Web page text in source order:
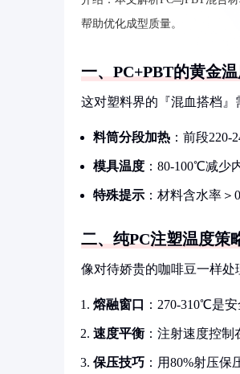
帮助优化成型质量。
一、PC+PBT的黄金
这对塑料界的『混血搭档』
料筒分段加热 ：前段
模具温度 ：80-100℃减少
特殊提示 ：材料含水率
二、纯PC注塑温度策
像对待娇贵的咖啡豆一样处
熔融窗口 ：270-310℃是
速度平衡 ：注射速度控
保压技巧 ：用80%射压